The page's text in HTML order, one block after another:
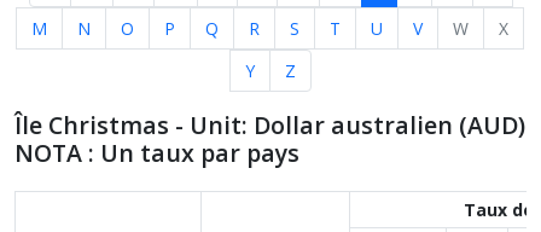
M
N O P Q R S T U V W
X
Y
Z
Île Christmas - Unit: Dollar australien (AUD)
NOTA : Un taux par pays
Taux